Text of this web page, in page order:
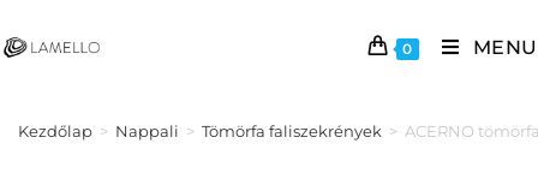
0 MENU
Kezdőlap > Nappali > Tömörfa faliszekrények > ACERNO